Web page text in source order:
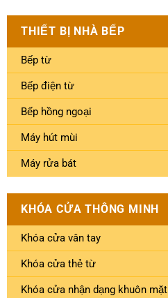
THIẾT BỊ NHÀ BẾP
Bếp từ
Bếp điện từ
Bếp hồng ngoại
Máy hút mùi
Máy rửa bát
KHÓA CỬA THÔNG MINH
Khóa cửa vân tay
Khóa cửa thẻ từ
Khóa cửa nhận dạng khuôn mặt